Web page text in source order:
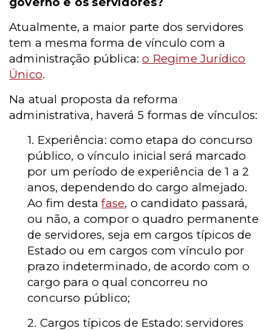
Atualmente, a maior parte dos servidores
tem a mesma forma de vínculo com a
administração pública:o Regime Jurídico
Único.
Na atual proposta da reforma
administrativa, haverá 5 formas de vínculos:
1. Experiência: como etapa do concurso
público, o vínculo inicial será marcado
por um período de experiência de 1 a 2
anos, dependendo do cargo almejado.
Ao fim destafase, o candidato passará,
ou não, a compor o quadro permanente
de servidores, seja em cargos típicos de
Estado ou em cargos com vínculo por
prazo indeterminado, de acordo com o
cargo para o qual concorreu no
concurso público;
2. Cargos típicos de Estado: servidores